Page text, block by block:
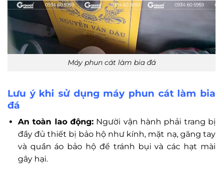
Máy phun cát làm bia đá
Lưu ý khi sử dụng máy phun cát làm bia
đá
An toàn lao động:Người vận hành phải trang bị
đầy đủ thiết bị bảo hộ như kính, mặt nạ, găng tay
và quần áo bảo hộ để tránh bụi và các hạt mài
gây hại.